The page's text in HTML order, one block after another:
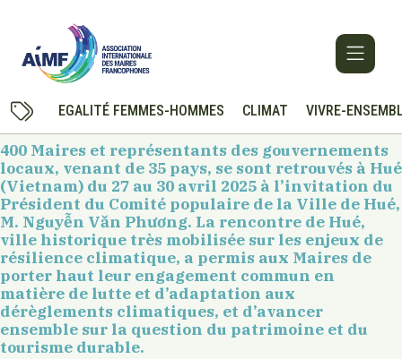
EGALITÉ FEMMES-HOMMES CLIMAT VIVRE-
400 Maires et représentants des gouvernements
locaux, venant de 35 pays, se sont retrouvés à Hué
(Vietnam) du 27 au 30 avril 2025 à l’invitation du
Président du Comité populaire de la Ville de Hué,
M. Nguyễn Văn Phương. La rencontre de Hué,
ville historique très mobilisée sur les enjeux de
résilience climatique, a permis aux Maires de
porter haut leur engagement commun en
matière de lutte et d’adaptation aux
dérèglements climatiques, et d’avancer
ensemble sur la question du patrimoine et du
tourisme durable.